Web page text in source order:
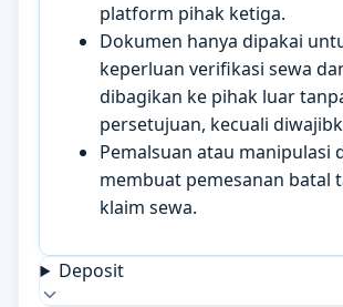
platform pihak ketiga.
Dokumen hanya dipakai
keperluan verifikasi sewa
dibagikan ke pihak luar
persetujuan, kecuali
Pemalsuan atau manipulasi
membuat pemesanan batal
klaim sewa.
Deposit